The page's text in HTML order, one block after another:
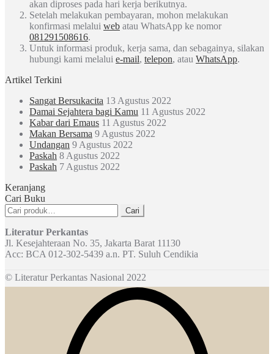
akan diproses pada hari kerja berikutnya.
Setelah melakukan pembayaran, mohon melakukan
konfirmasi melalui web atau WhatsApp ke nomor
081291508616.
Untuk informasi produk, kerja sama, dan sebagainya, silakan
hubungi kami melalui e-mail, telepon, atau WhatsApp.
Artikel Terkini
Sangat Bersukacita 13 Agustus 2022
Damai Sejahtera bagi Kamu 11 Agustus 2022
Kabar dari Emaus 11 Agustus 2022
Makan Bersama 9 Agustus 2022
Undangan 9 Agustus 2022
Paskah 8 Agustus 2022
Paskah 7 Agustus 2022
Keranjang
Cari Buku
Pencarian
untuk:
Cari
Literatur Perkantas
Jl. Kesejahteraan No. 35, Jakarta Barat 11130
Acc: BCA 012-302-5439 a.n. PT. Suluh Cendikia
© Literatur Perkantas Nasional 2022